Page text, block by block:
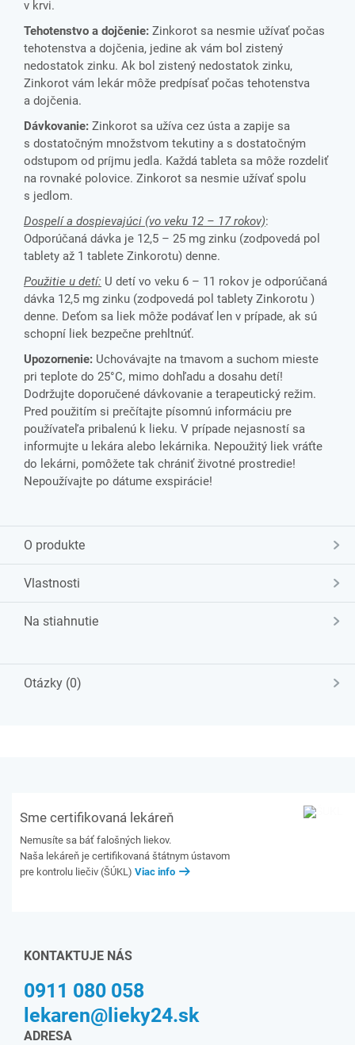
v krvi.
Tehotenstvo a dojčenie: Zinkorot sa nesmie užívať počas
tehotenstva a dojčenia, jedine ak vám bol zistený
nedostatok zinku. Ak bol zistený nedostatok zinku,
Zinkorot vám lekár môže predpísať počas tehotenstva
a dojčenia.
Dávkovanie: Zinkorot sa užíva cez ústa a zapije sa
s dostatočným množstvom tekutiny a s dostatočným
odstupom od príjmu jedla. Každá tableta sa môže rozdeliť
na rovnaké polovice. Zinkorot sa nesmie užívať spolu
s jedlom.
Dospelí a dospievajúci (vo veku 12 – 17 rokov):
Odporúčaná dávka je 12,5 – 25 mg zinku (zodpovedá pol
tablety až 1 tablete Zinkorotu) denne.
Použitie u detí: U detí vo veku 6 – 11 rokov je odporúčaná
dávka 12,5 mg zinku (zodpovedá pol tablety Zinkorotu )
denne. Deťom sa liek môže podávať len v prípade, ak sú
schopní liek bezpečne prehltnúť.
Upozornenie: Uchovávajte na tmavom a suchom mieste
pri teplote do 25°C, mimo dohľadu a dosahu detí!
Dodržujte doporučené dávkovanie a terapeutický režim.
Pred použitím si prečítajte písomnú informáciu pre
používateľa pribalenú k lieku. V prípade nejasností sa
informujte u lekára alebo lekárnika. Nepoužitý liek vráťte
do lekárni, pomôžete tak chrániť životné prostredie!
Nepoužívajte po dátume exspirácie!
O produkte
Vlastnosti
Na stiahnutie
Otázky (0)
Sme certifikovaná lekáreň
Nemusíte sa báť falošných liekov.
Naša lekáreň je certifikovaná štátnym ústavom
pre kontrolu liečiv (ŠÚKL) Viac info
KONTAKTUJE NÁS
0911 080 058
lekaren@lieky24.sk
ADRESA